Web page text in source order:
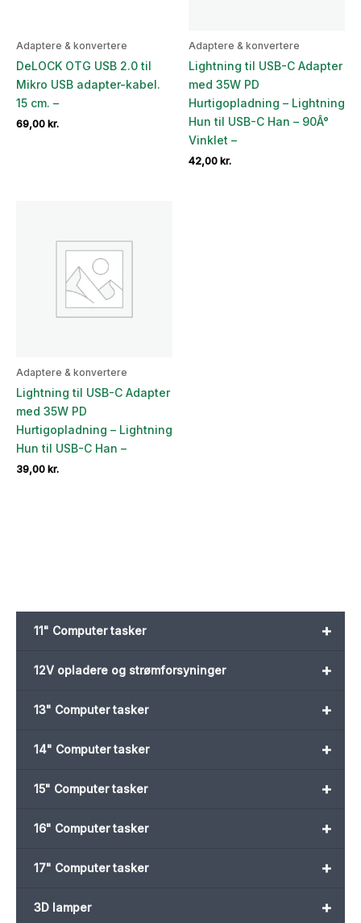
+
11" Computer tasker
+
12V opladere og strømforsyninger
+
13" Computer tasker
+
14" Computer tasker
+
15" Computer tasker
+
16" Computer tasker
+
17" Computer tasker
+
3D lamper
Adaptere & konvertere
DeLOCK OTG USB 2.0 til
Mikro USB adapter-kabel.
15 cm. –
69,00 kr.
Adaptere & konvertere
Lightning til USB-C Adapter
med 35W PD
Hurtigopladning – Lightning
Hun til USB-C Han – 90Â°
Vinklet –
42,00 kr.
Adaptere & konvertere
Lightning til USB-C Adapter
med 35W PD
Hurtigopladning – Lightning
Hun til USB-C Han –
39,00 kr.